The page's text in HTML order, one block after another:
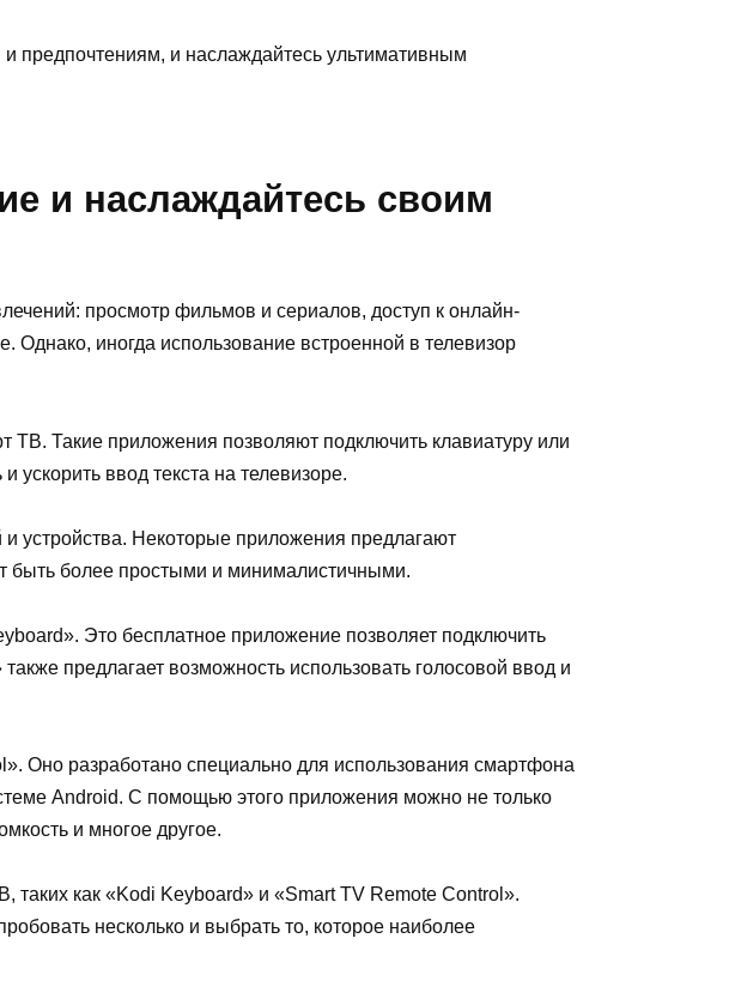
предпочтениям, и наслаждайтесь ультимативным
и наслаждайтесь своим
просмотр фильмов и сериалов, доступ к онлайн-
Однако, иногда использование встроенной в телевизор
ТВ. Такие приложения позволяют подключить клавиатуру или
ускорить ввод текста на телевизоре.
устройства. Некоторые приложения предлагают
быть более простыми и минималистичными.
Это бесплатное приложение позволяет подключить
предлагает возможность использовать голосовой ввод и
Оно разработано специально для использования смартфона
Android. С помощью этого приложения можно не только
и многое другое.
таких как «Kodi Keyboard» и «Smart TV Remote Control».
несколько и выбрать то, которое наиболее